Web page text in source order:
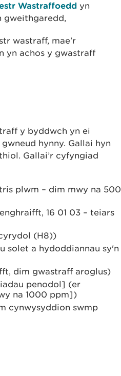
Wastraffoedd yn
gweithgaredd,
wastraff, mae'r
yn achos y gwastraff
y byddwch yn ei
hynny. Gallai hyn
Gallai’r cyfyngiad
plwm – dim mwy na 500
16 01 03 – teiars
(H8))
solet a hydoddiannau sy'n
dim gwastraff aroglus)
penodol] (er
na 1000 ppm])
cynwysyddion swmp